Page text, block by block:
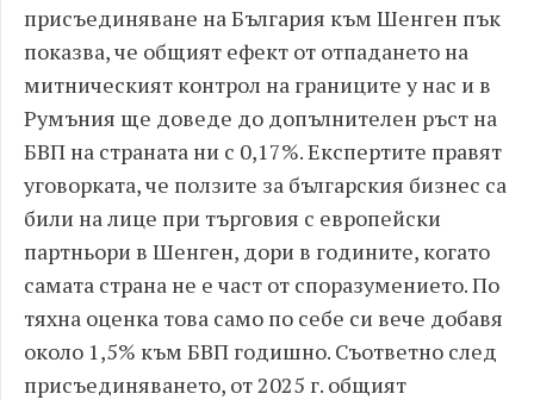
присъединяване на България към Шенген пък
показва, че общият ефект от отпадането на
митническият контрол на границите у нас и в
Румъния ще доведе до допълнителен ръст на
БВП на страната ни с 0,17%. Експертите правят
уговорката, че ползите за българския бизнес са
били на лице при търговия с европейски
партньори в Шенген, дори в годините, когато
самата страна не е част от споразумението. По
тяхна оценка това само по себе си вече добавя
около 1,5% към БВП годишно. Съответно след
присъединяването, от 2025 г. общият